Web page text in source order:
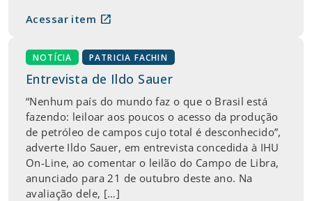
Acessar item open_in_new
NOTÍCIA PATRICIA FACHIN
Entrevista de Ildo Sauer
“Nenhum país do mundo faz o que o Brasil está
fazendo: leiloar aos poucos o acesso da produção
de petróleo de campos cujo total é desconhecido”,
adverte Ildo Sauer, em entrevista concedida à IHU
On-Line, ao comentar o leilão do Campo de Libra,
anunciado para 21 de outubro deste ano. Na
avaliação dele, […]